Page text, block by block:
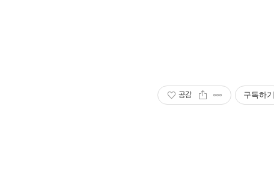
공감 구독하기